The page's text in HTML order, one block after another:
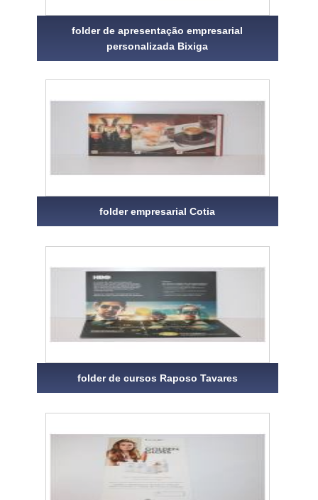
folder de apresentação empresarial
personalizada Bixiga
folder empresarial Cotia
folder de cursos Raposo Tavares